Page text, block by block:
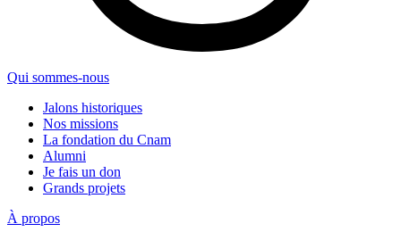
Qui sommes-nous
Jalons historiques
Nos missions
La fondation du Cnam
Alumni
Je fais un don
Grands projets
À propos